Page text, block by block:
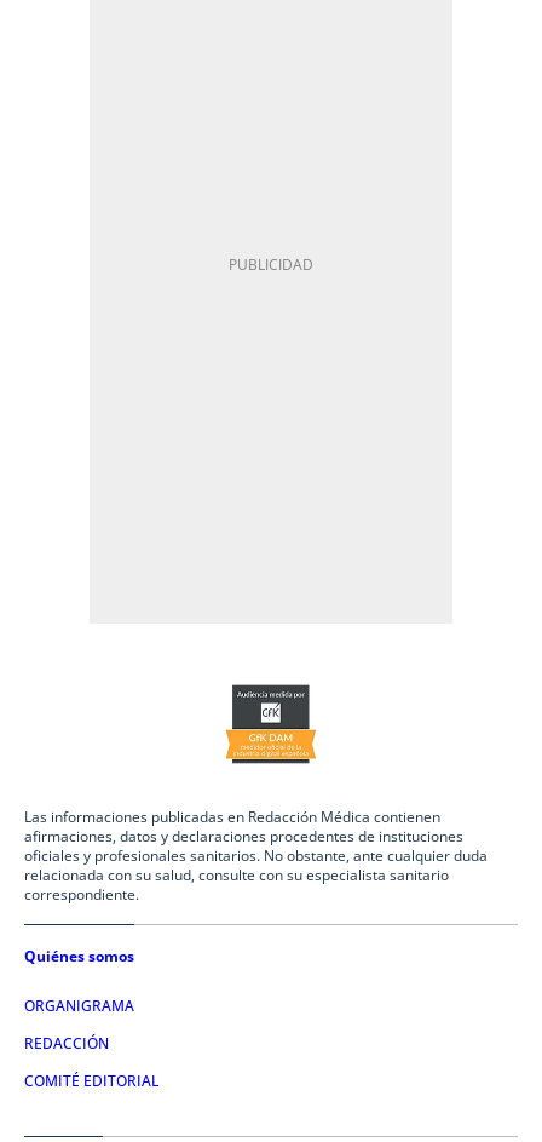
Las informaciones publicadas en Redacción Médica contienen
afirmaciones, datos y declaraciones procedentes de instituciones
oficiales y profesionales sanitarios. No obstante, ante cualquier duda
relacionada con su salud, consulte con su especialista sanitario
correspondiente.
Quiénes somos
ORGANIGRAMA
REDACCIÓN
COMITÉ EDITORIAL